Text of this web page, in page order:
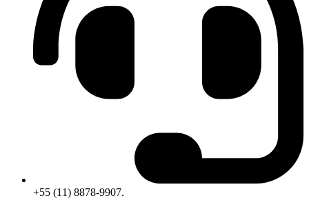
+55 (11) 8878-9907.